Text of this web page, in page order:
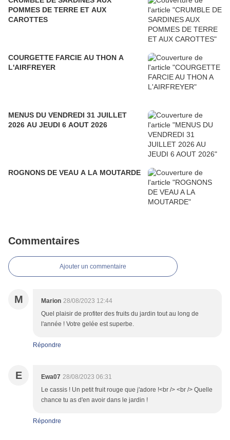
POMMES DE TERRE ET AUX
CAROTTES
COURGETTE FARCIE AU THON A
L'AIRFREYER
MENUS DU VENDREDI 31 JUILLET
2026 AU JEUDI 6 AOUT 2026
ROGNONS DE VEAU A LA MOUTARDE
Commentaires
Ajouter un commentaire
M Marion 28/08/2023 12:44
Quel plaisir de profiter des fruits du jardin tout au long de
l'année ! Votre gelée est superbe.
Répondre
E Ewa07 28/08/2023 06:31
Le cassis ! Un petit fruit rouge que j'adore !<br /> <br /> Quelle
chance tu as d'en avoir dans le jardin !
Répondre